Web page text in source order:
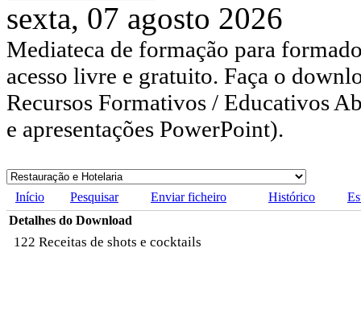
sexta, 07 agosto 2026
Mediateca de formação para
acesso livre e gratuito. Faça o
Recursos Formativos / Educativos
e apresentações PowerPoint).
Início Pesquisar Enviar ficheiro Histórico
Detalhes do Download
122 Receitas de shots e cocktails